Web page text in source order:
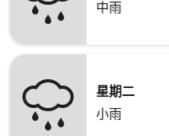
中雨
星期二
小雨